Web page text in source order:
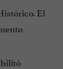
El